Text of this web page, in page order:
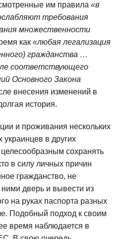
им правила«в
требования
множественности
как«любая легализация
гражданства …
соответствующего
Основного Закона
внесения изменений в
история.
и проживания нескольких
украинцев в других
целесообразным сохранять
в силу личных причин
гражданство, не
дверь и вывести из
на руках паспорта разных
Подобный подход к своим
время наблюдается в